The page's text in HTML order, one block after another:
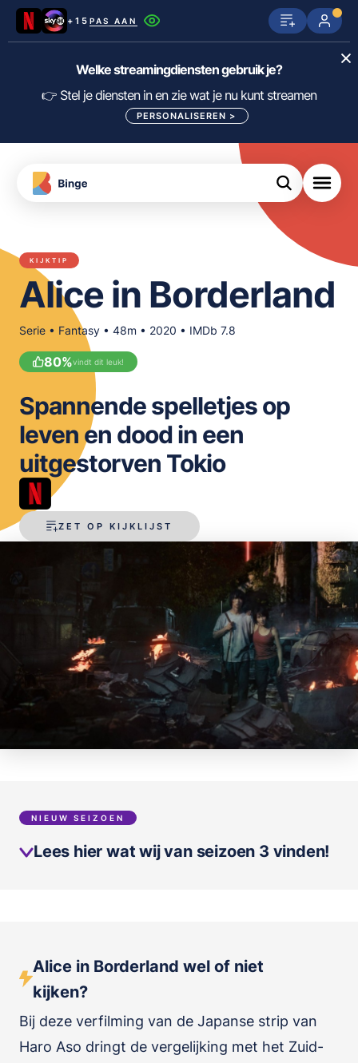
+15 PAS AAN
Netflix SkyShowtime Prime Video
Disney+ Videoland HBO Max
Viaplay Apple TV
KIJK
meJane
FILTER FILMS EN SERIES OP MIJN
ALLES/NIETS SELECTEREN
Welke streamingdiensten gebruik je?
👉 Stel je diensten in en zie wat je nu kunt streamen
PERSONALISEREN >
Download
de
App
KIJKTIP
Alice in Borderland
Serie • Fantasy • 48m • 2020 • IMDb 7.8
80%vindt dit leuk!
ZET OP KIJKLIJST
Spannende spelletjes op
leven en dood in een
uitgestorven Tokio
NIEUW SEIZOEN
Lees hier wat wij van seizoen 3 vinden!
Alice in Borderland wel of niet
kijken?
Bij deze verfilming van de Japanse strip van
Haro Aso dringt de vergelijking met het Zuid-